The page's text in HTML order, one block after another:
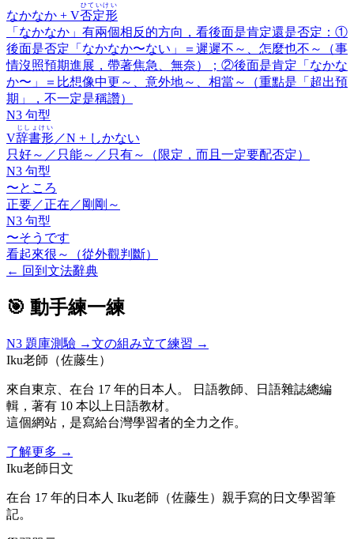
なかなか + V否定形
ひていけい
「なかなか」有兩個相反的方向，看後面是肯定還是否定：①
後面是否定「なかなか〜ない」＝遲遲不～、怎麼也不～（事
情沒照預期進展，帶著焦急、無奈）；②後面是肯定「なかな
か〜」＝比想像中更～、意外地～、相當～（重點是「超出預
期」，不一定是稱讚）
N3 句型
V辞書形
じしょけい
／N + しかない
只好～／只能～／只有～（限定，而且一定要配否定）
N3 句型
〜ところ
正要／正在／剛剛～
N3 句型
〜そうです
看起來很～（從外觀判斷）
← 回到文法辭典
🎯 動手練一練
N3 題庫測驗 →文の組み立て練習 →
Iku老師（佐藤生）
來自東京、在台 17 年的日本人。 日語教師、日語雜誌總編
輯，著有 10 本以上日語教材。
這個網站，是寫給台灣學習者的全力之作。
了解更多 →
Iku老師日文
在台 17 年的日本人 Iku老師（佐藤生）親手寫的日文學習筆
記。